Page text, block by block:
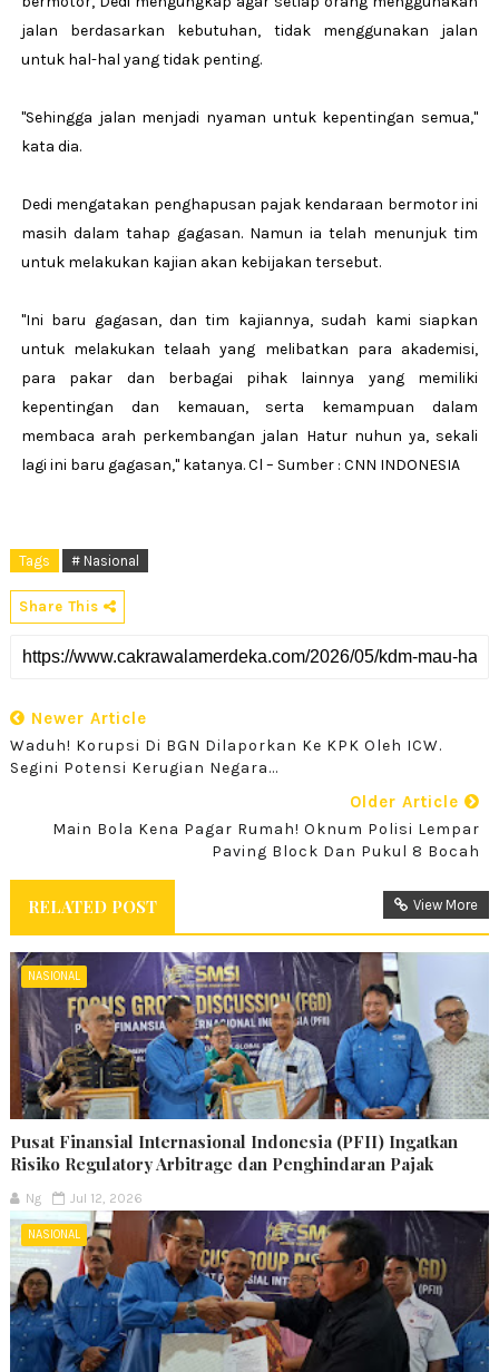
jalan berdasarkan kebutuhan, tidak menggunakan jalan
untuk hal-hal yang tidak penting.
"Sehingga jalan menjadi nyaman untuk kepentingan semua,"
kata dia.
Dedi mengatakan penghapusan pajak kendaraan bermotor ini
masih dalam tahap gagasan. Namun ia telah menunjuk tim
untuk melakukan kajian akan kebijakan tersebut.
"Ini baru gagasan, dan tim kajiannya, sudah kami siapkan
untuk melakukan telaah yang melibatkan para akademisi,
para pakar dan berbagai pihak lainnya yang memiliki
kepentingan dan kemauan, serta kemampuan dalam
membaca arah perkembangan jalan Hatur nuhun ya, sekali
lagi ini baru gagasan," katanya. Cl – Sumber : CNN INDONESIA
Tags # Nasional
Share This
Newer Article
Waduh! Korupsi Di BGN Dilaporkan Ke KPK Oleh ICW.
Segini Potensi Kerugian Negara...
Older Article
Main Bola Kena Pagar Rumah! Oknum Polisi Lempar
Paving Block Dan Pukul 8 Bocah
RELATED POST View More
NASIONAL
Pusat Finansial Internasional Indonesia (PFII) Ingatkan
Risiko Regulatory Arbitrage dan Penghindaran Pajak
Ng Jul 12, 2026
NASIONAL